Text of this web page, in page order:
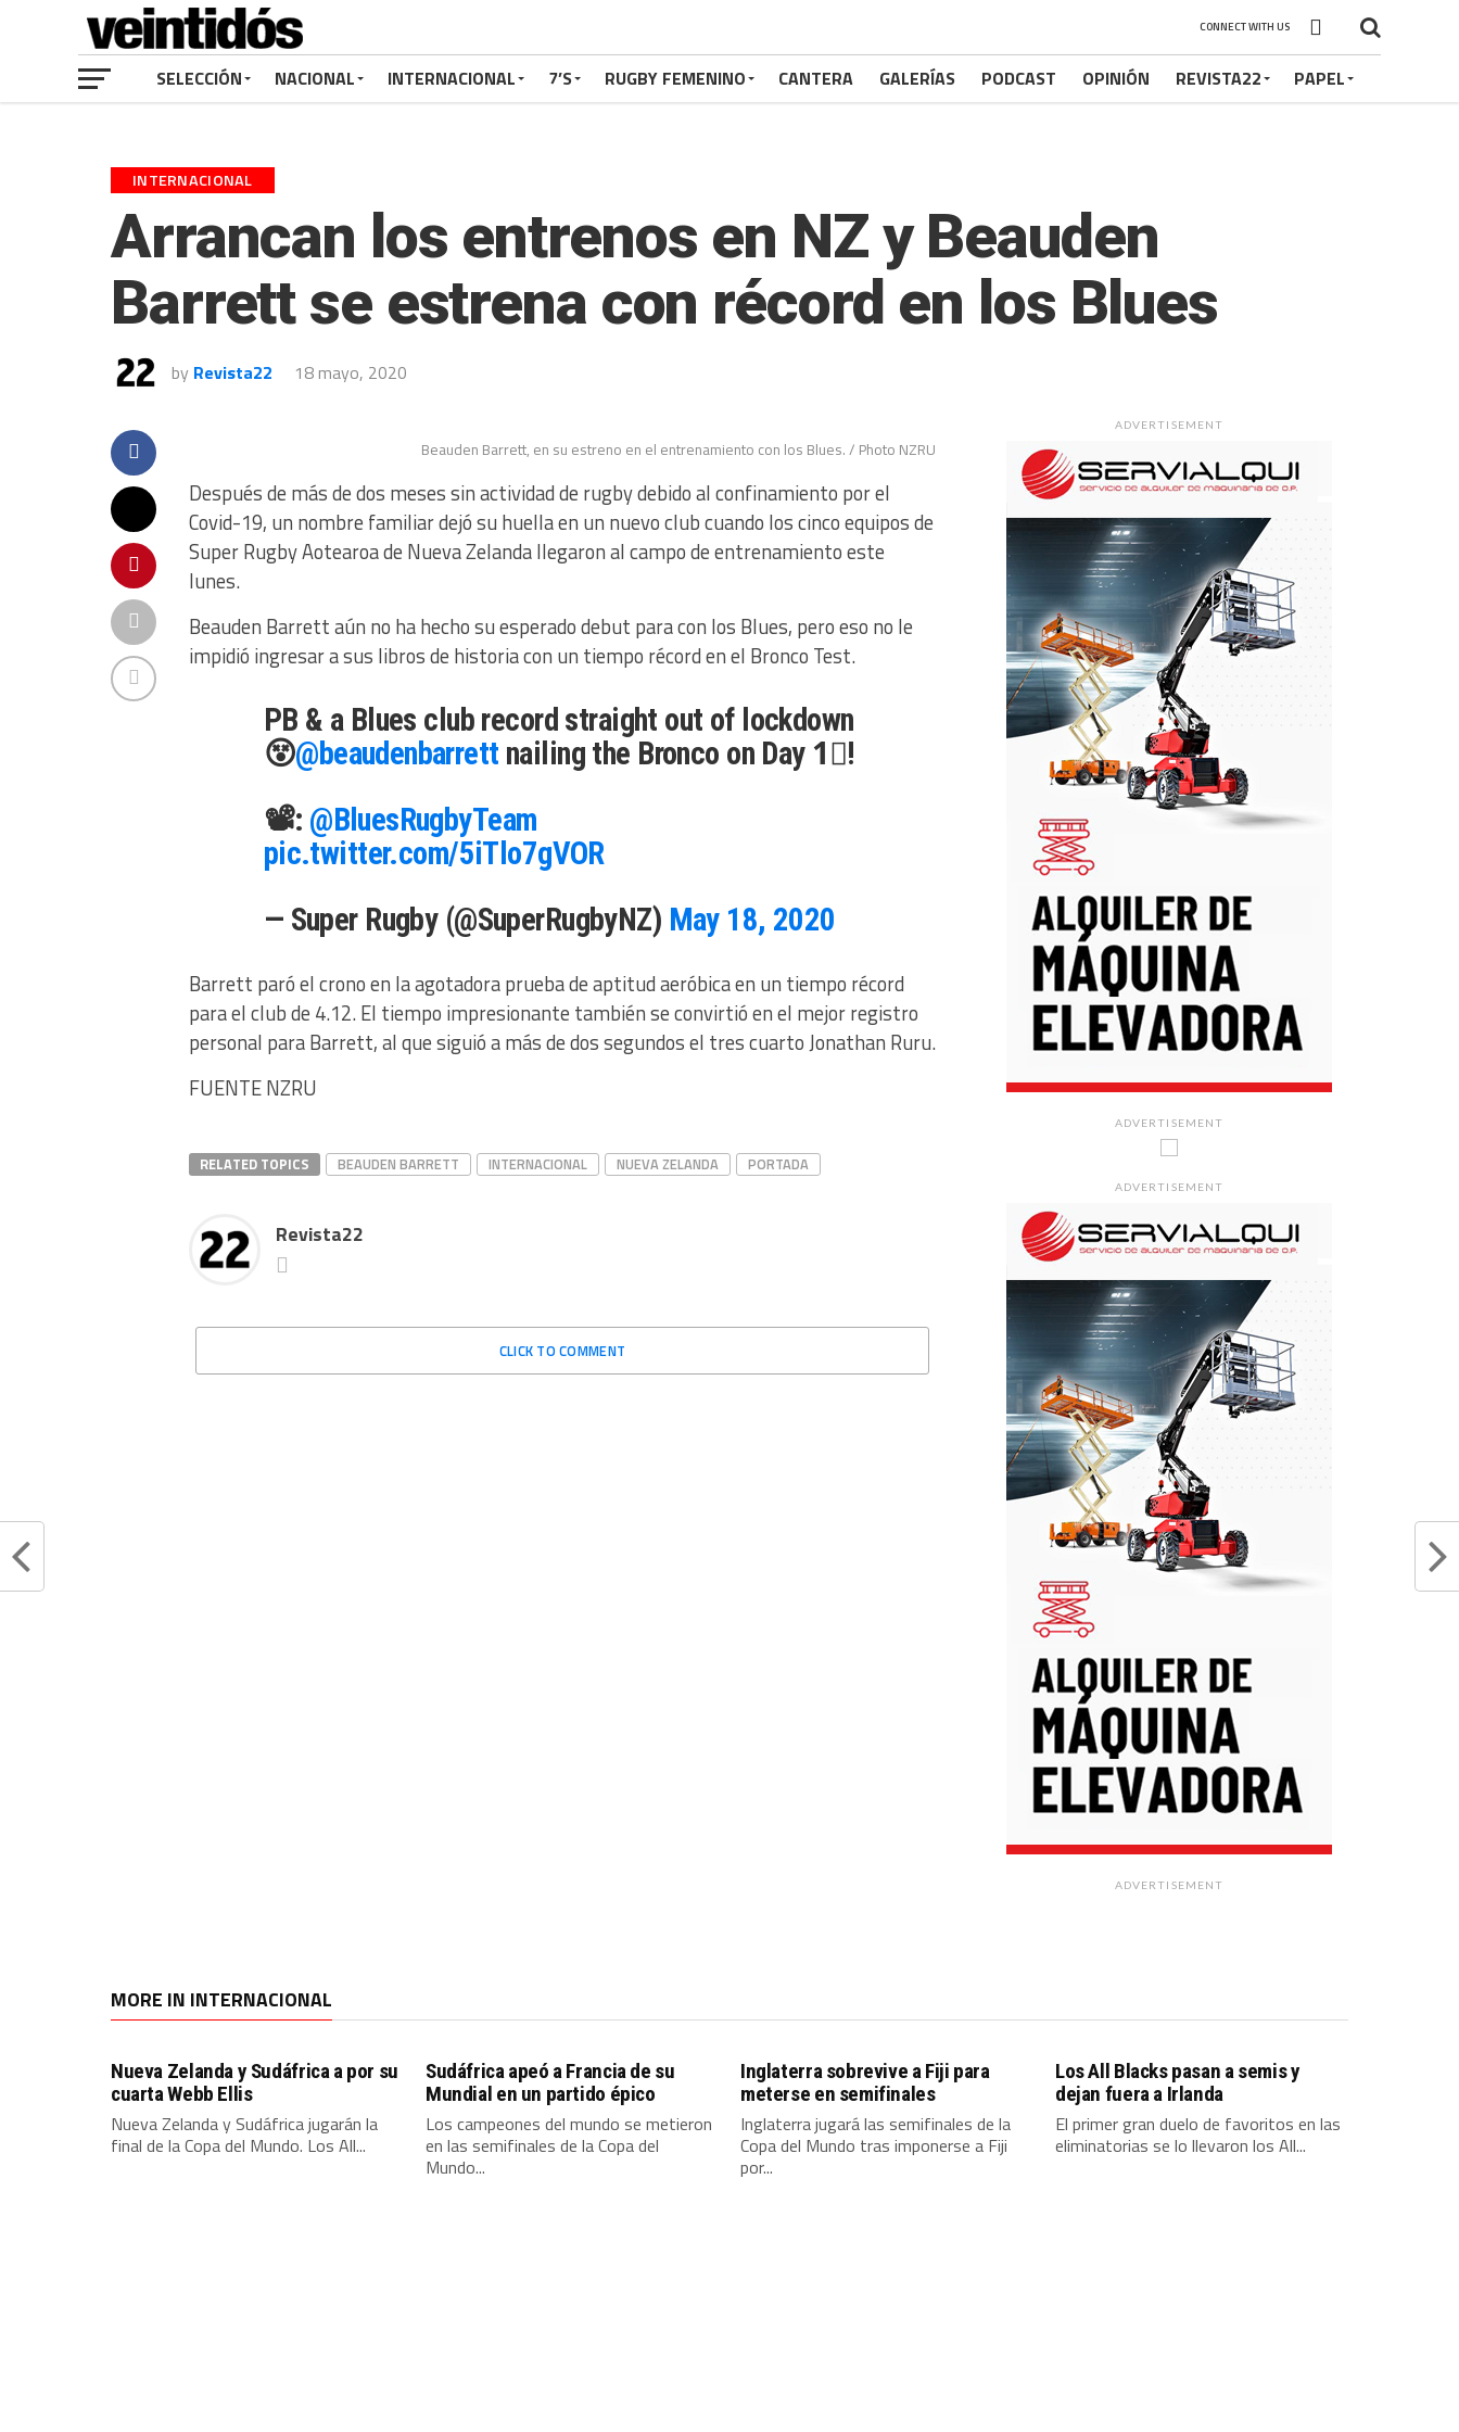
CONNECT WITH US
SELECCIÓN NACIONAL INTERNACIONAL 7’S RUGBY FEMENINO CANTERA GALERÍAS PODCAST OPINIÓN REVISTA22 PAPEL
INTERNACIONAL
Arrancan los entrenos en NZ y Beauden
Barrett se estrena con récord en los Blues
by Revista22 18 mayo, 2020
Beauden Barrett, en su estreno en el entrenamiento con los Blues. / Photo NZRU
Después de más de dos meses sin actividad de rugby debido al confinamiento por el
Covid-19, un nombre familiar dejó su huella en un nuevo club cuando los cinco equipos de
Super Rugby Aotearoa de Nueva Zelanda llegaron al campo de entrenamiento este
lunes.
Beauden Barrett aún no ha hecho su esperado debut para con los Blues, pero eso no le
impidió ingresar a sus libros de historia con un tiempo récord en el Bronco Test.
PB & a Blues club record straight out of lockdown
😵@beaudenbarrett nailing the Bronco on Day 1⃣!
📽️: @BluesRugbyTeam
pic.twitter.com/5iTlo7gVOR
— Super Rugby (@SuperRugbyNZ) May 18, 2020
Barrett paró el crono en la agotadora prueba de aptitud aeróbica en un tiempo récord
para el club de 4.12. El tiempo impresionante también se convirtió en el mejor registro
personal para Barrett, al que siguió a más de dos segundos el tres cuarto Jonathan Ruru.
FUENTE NZRU
RELATED TOPICS BEAUDEN BARRETT INTERNACIONAL NUEVA ZELANDA PORTADA
Revista22
CLICK TO COMMENT
ADVERTISEMENT
ADVERTISEMENT
ADVERTISEMENT
ADVERTISEMENT
MORE IN INTERNACIONAL
Nueva Zelanda y Sudáfrica a por su
cuarta Webb Ellis
Nueva Zelanda y Sudáfrica jugarán la
final de la Copa del Mundo. Los All...
Sudáfrica apeó a Francia de su
Mundial en un partido épico
Los campeones del mundo se metieron
en las semifinales de la Copa del
Mundo...
Inglaterra sobrevive a Fiji para
meterse en semifinales
Inglaterra jugará las semifinales de la
Copa del Mundo tras imponerse a Fiji
por...
Los All Blacks pasan a semis y
dejan fuera a Irlanda
El primer gran duelo de favoritos en las
eliminatorias se lo llevaron los All...